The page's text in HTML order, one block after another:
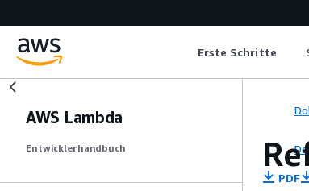
Erste Schritte
AWS Lambda
Entwicklerhandbuch
PDF